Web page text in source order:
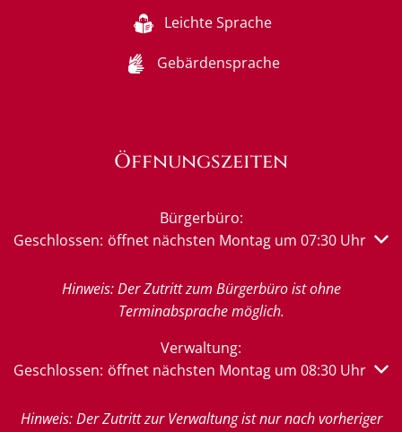
Leichte Sprache
Gebärdensprache
Öffnungszeiten
Bürgerbüro:
Klicken, um weitere Öffnungs- oder Schließzeiten
Geschlossen: öffnet nächsten Montag um 07:30 Uhr
Hinweis: Der Zutritt zum Bürgerbüro ist ohne
Terminabsprache möglich.
Verwaltung:
Klicken, um weitere Öffnungs- oder Schließzeiten
Geschlossen: öffnet nächsten Montag um 08:30 Uhr
Hinweis: Der Zutritt zur Verwaltung ist nur nach vorheriger